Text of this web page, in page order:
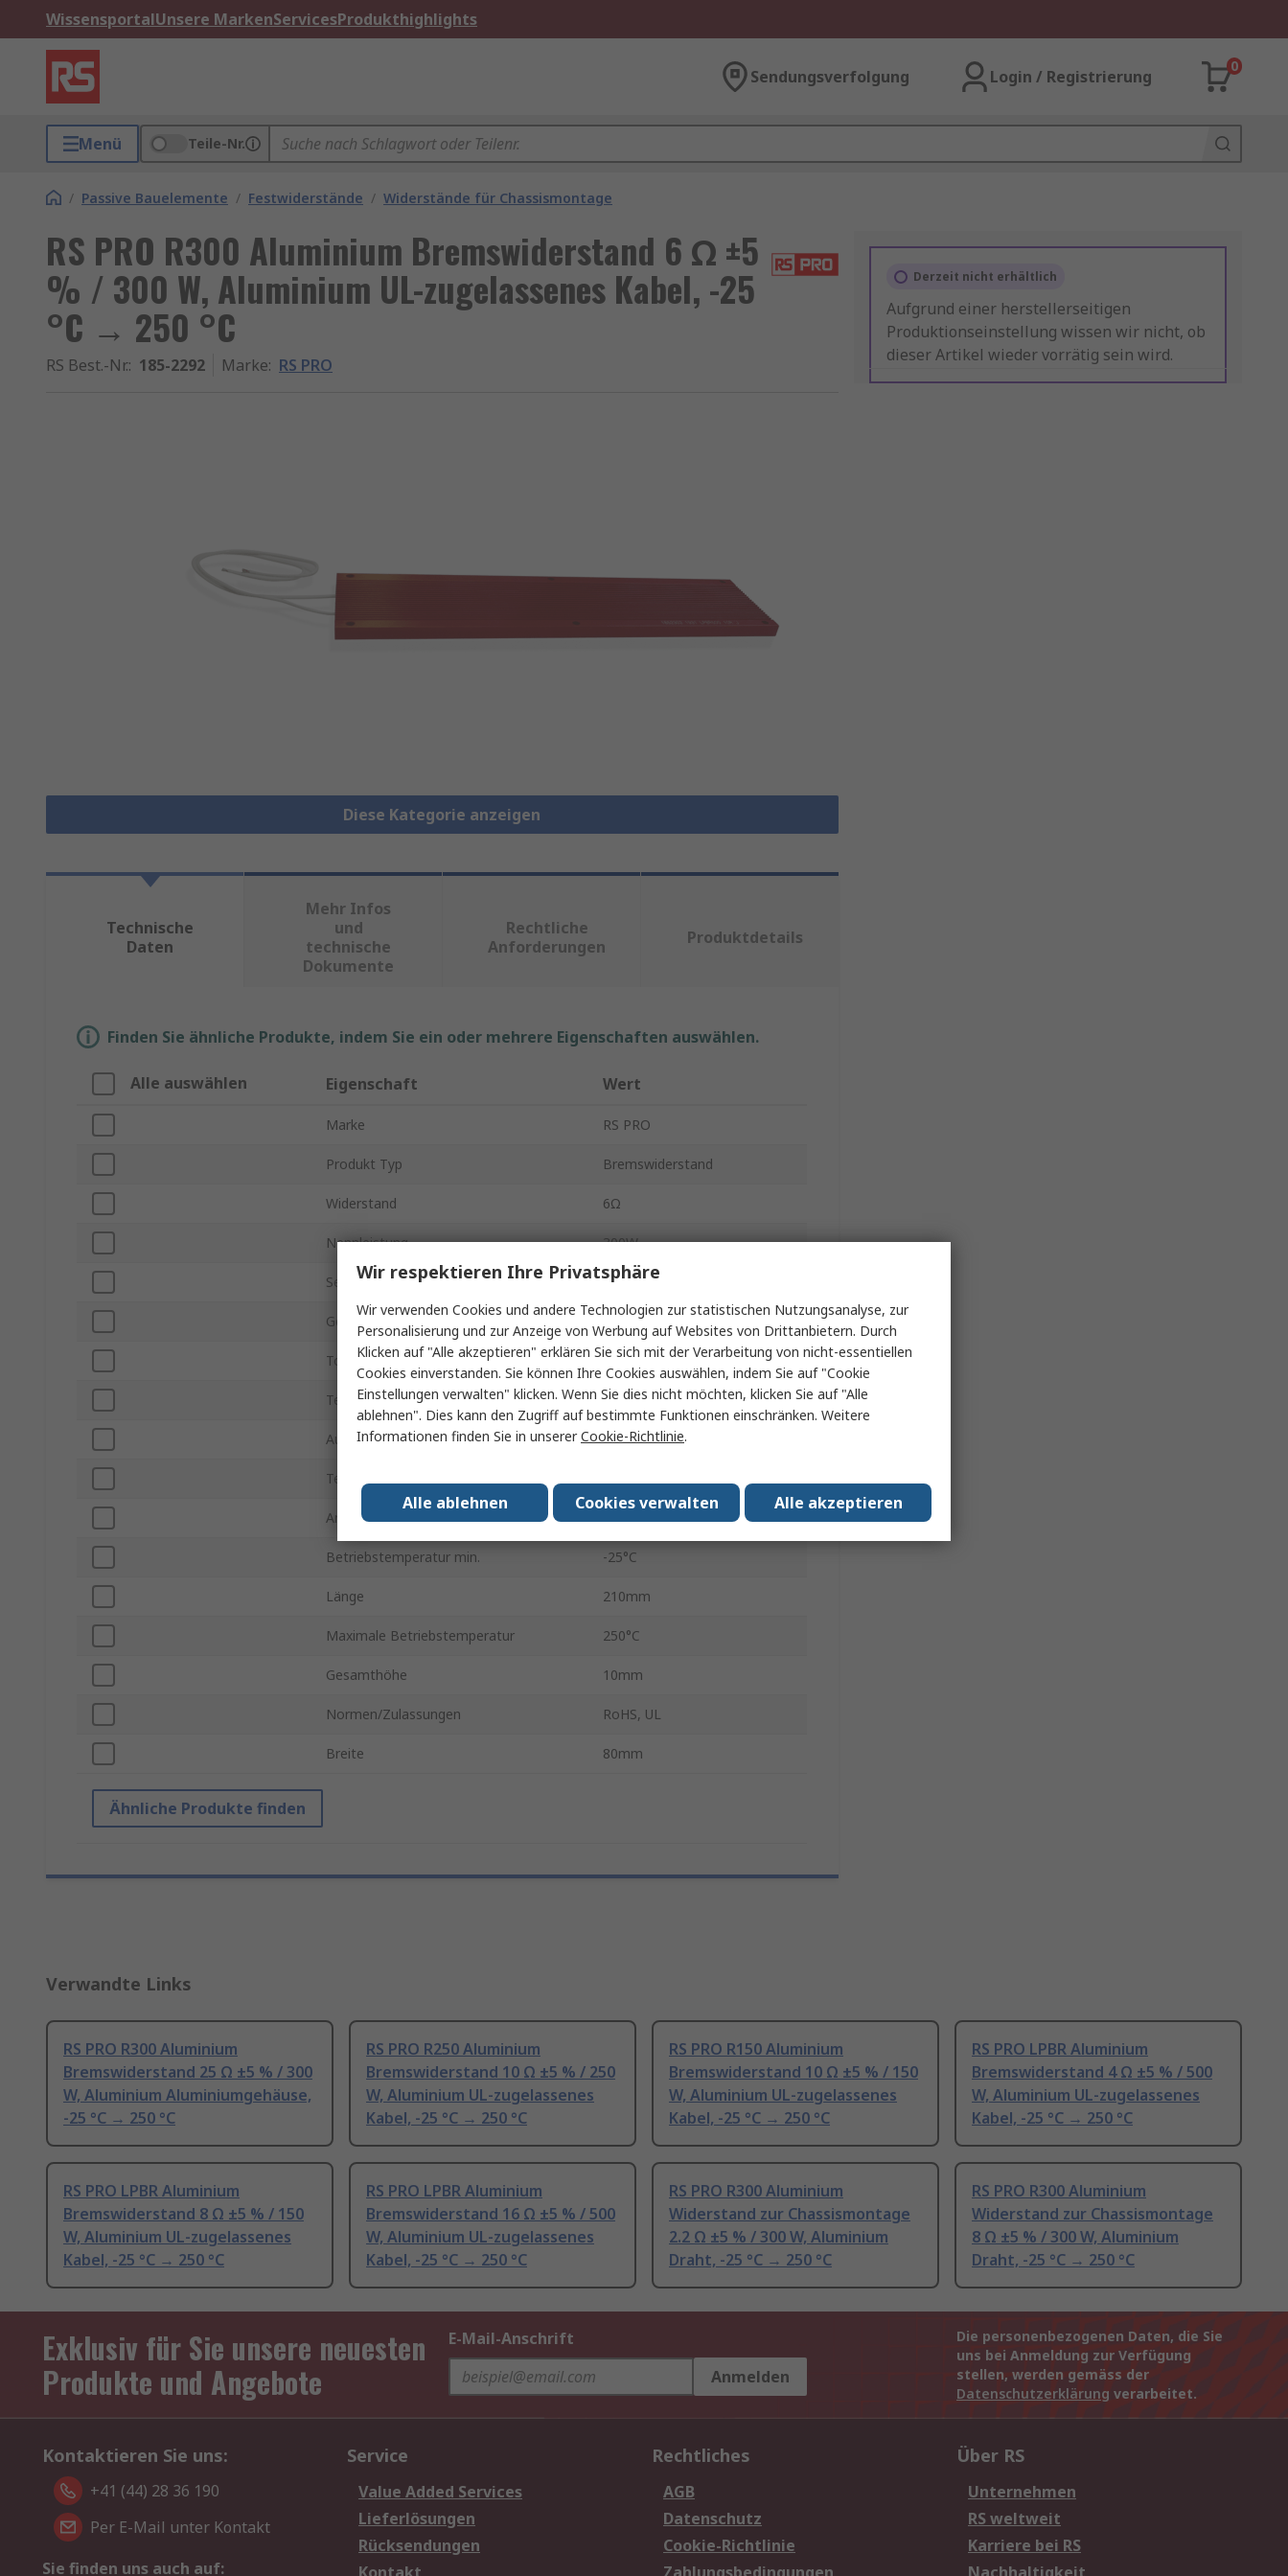
WissensportalUnsere MarkenServicesProdukthighlights
Sendungsverfolgung Login / Registrierung
0
Menü Teile-Nr.
/ Passive Bauelemente / Festwiderstände / Widerstände für Chassismontage
RS PRO R300 Aluminium Bremswiderstand 6 Ω ±5
% / 300 W, Aluminium UL-zugelassenes Kabel, -25
°C → 250 °C
RS Best.-Nr.: 185-2292 Marke: RS PRO
Diese Kategorie anzeigen
Derzeit nicht erhältlich
Aufgrund einer herstellerseitigen
Produktionseinstellung wissen wir nicht, ob
dieser Artikel wieder vorrätig sein wird.
Technische
Daten
Mehr Infos
und
technische
Dokumente
Rechtliche
Anforderungen
Produktdetails
Finden Sie ähnliche Produkte, indem Sie ein oder mehrere Eigenschaften auswählen.
Alle auswählen Eigenschaft Wert
Marke RS PRO
Produkt Typ Bremswiderstand
Widerstand 6Ω
Nennleistung 300W
Serie R300
Gehäusegröße Aluminium
Toleranz ±5 %
Temperaturkoeffizient +100 ppm/°C
Automobilstandard Nein
Technologie
Anschlussart UL-zugelassenes Kabel
Betriebstemperatur min. -25°C
Länge 210mm
Maximale Betriebstemperatur 250°C
Gesamthöhe 10mm
Normen/Zulassungen RoHS, UL
Breite 80mm
Ähnliche Produkte finden
Verwandte Links
RS PRO R300 Aluminium
Bremswiderstand 25 Ω ±5 % / 300
W, Aluminium Aluminiumgehäuse,
-25 °C → 250 °C
RS PRO R250 Aluminium
Bremswiderstand 10 Ω ±5 % / 250
W, Aluminium UL-zugelassenes
Kabel, -25 °C → 250 °C
RS PRO R150 Aluminium
Bremswiderstand 10 Ω ±5 % / 150
W, Aluminium UL-zugelassenes
Kabel, -25 °C → 250 °C
RS PRO LPBR Aluminium
Bremswiderstand 4 Ω ±5 % / 500
W, Aluminium UL-zugelassenes
Kabel, -25 °C → 250 °C
RS PRO LPBR Aluminium
Bremswiderstand 8 Ω ±5 % / 150
W, Aluminium UL-zugelassenes
Kabel, -25 °C → 250 °C
RS PRO LPBR Aluminium
Bremswiderstand 16 Ω ±5 % / 500
W, Aluminium UL-zugelassenes
Kabel, -25 °C → 250 °C
RS PRO R300 Aluminium
Widerstand zur Chassismontage
2.2 Ω ±5 % / 300 W, Aluminium
Draht, -25 °C → 250 °C
RS PRO R300 Aluminium
Widerstand zur Chassismontage
8 Ω ±5 % / 300 W, Aluminium
Draht, -25 °C → 250 °C
Exklusiv für Sie unsere neuesten
Produkte und Angebote
E-Mail-Anschrift
Anmelden
Die personenbezogenen Daten, die Sie
uns bei Anmeldung zur Verfügung
stellen, werden gemäss der
Datenschutzerklärung verarbeitet.
Kontaktieren Sie uns:
+41 (44) 28 36 190
Per E-Mail unter Kontakt
Sie finden uns auch auf:
Service
Value Added Services
Lieferlösungen
Rücksendungen
Rechtliches
AGB
Datenschutz
Cookie-Richtlinie
Über RS
Unternehmen
RS weltweit
Karriere bei RS
Wir respektieren Ihre Privatsphäre
Wir verwenden Cookies und andere Technologien zur statistischen Nutzungsanalyse, zur
Personalisierung und zur Anzeige von Werbung auf Websites von Drittanbietern. Durch
Klicken auf "Alle akzeptieren" erklären Sie sich mit der Verarbeitung von nicht-essentiellen
Cookies einverstanden. Sie können Ihre Cookies auswählen, indem Sie auf "Cookie
Einstellungen verwalten" klicken. Wenn Sie dies nicht möchten, klicken Sie auf "Alle
ablehnen". Dies kann den Zugriff auf bestimmte Funktionen einschränken. Weitere
Informationen finden Sie in unsererCookie-Richtlinie.
Alle akzeptieren
Cookies verwalten
Alle ablehnen